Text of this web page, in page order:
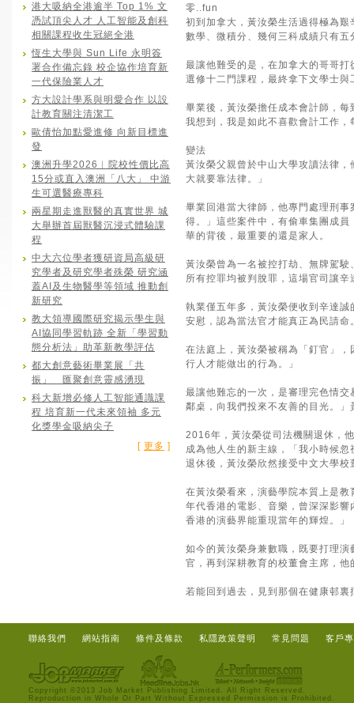
港大吸納全港逾半 Top 1% 文
憑試頂尖人才 人工智能及創科
相關課程收生冠絕全港
恆生大學與 Sun Life 永明簽
署合作備忘錄 校企協作培育新
一代保險業人才
方大設計學系與明愛合作 以設
計教育關注清潔工
歐倩怡加點愛進修 向新目標進
發
澳洲升學2026︱院校性價比高
15分或直入澳洲「八大」 中游
生可選醫療專科
兩星期走進獸醫的真實世界 城
大舉辦首屆獸醫沉浸式體驗課
程
中大六位學者獲研資局高級研
究學者及研究學者殊榮 研究涵
蓋AI及生物醫學等領域 推動創
新研究
教大領導國際研究揭示學生與
AI協同學習軌跡 全新「學習動
態分析法」助革新教學評估
都大創意藝術畢業展「共
振」 匯聚創意靈感湧現
科大新增必修人工智能通識課
程 培育新一代未來領袖 多元
化獎學金吸納尖子
[ 更多 ]
零..fun
初到加拿大，黃汝榮生活過得極為
數學、微積分、幾何三科成績只有
最讓他難受的是，在加拿大的哥哥
選修十二門課程，最終拿下文學士
畢業後，黃汝榮擔任成本會計師，
我想到，我是如此不喜歡會計工作
變法
黃汝榮父親曾於中山大學攻讀法律
大就要靠法律。」
畢業回港當大律師，他專門處理刑
得。」這些案件中，有偷車集團成
華的背後，最重要的還是家人。
黃汝榮曾為一名被控打劫、無牌駕
所有控罪均被判脫罪，這場官司讓
執業僅五年多，黃汝榮便收到辛達
安慰，認為當法官才能真正為民請命
在法庭上，黃汝榮被稱為「釘官」
行人才能做出的行為。」
最讓他難忘的一次，是審理完色情
鄰桌，向我們投來不友善的目光。
2016年，黃汝榮從司法機關退休，
成為他人生的新主線，「我小時候
退休後，黃汝榮欣然接受中文大學
在黃汝榮看來，演藝學院本質上是
年代香港的電影、音樂，曾深深影
香港的演藝界能重現當年的輝煌。」
如今的黃汝榮身兼數職，既要打理
官，再到深耕教育的校董會主席，
若能回到過去，見到那個在健康邨
聯絡我們 網站指南 條件及條款 私隱政策聲明 常見問題 客戶
Copyright ©2013 Job Market Publishing Limited. All Right Reserved.
Reproduction in Whole Or Part Without Expressed Permission is Prohibited.